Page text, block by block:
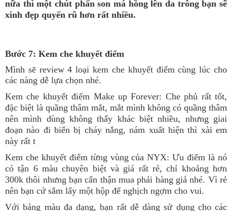
nữa thì một chút phấn son má hồng lên da trông bạn sẽ
xinh đẹp quyến rũ hơn rất nhiều.
Bước 7: Kem che khuyết điểm
Mình sẽ review 4 loại kem che khuyết điểm cùng lúc cho
các nàng dễ lựa chọn nhé.
Kem che khuyết điểm Make up Forever: Che phủ rất tốt,
đặc biệt là quầng thâm mắt, mắt mình không có quầng thâm
nên mình dùng không thấy khác biệt nhiều, nhưng giai
đoạn nào đi biển bị cháy nắng, nám xuất hiện thì xài em
này rất t
Kem che khuyết điểm từng vùng của NYX: Ưu điểm là nó
có tận 6 màu chuyên biệt và giá rất rẻ, chỉ khoảng hơn
300k thôi nhưng bạn cẩn thận mua phải hàng giả nhé. Vì rẻ
nên bạn cứ sắm lấy một hộp để nghịch ngợm cho vui.
Với bảng màu đa dạng, bạn rất dễ dàng sử dụng cho các